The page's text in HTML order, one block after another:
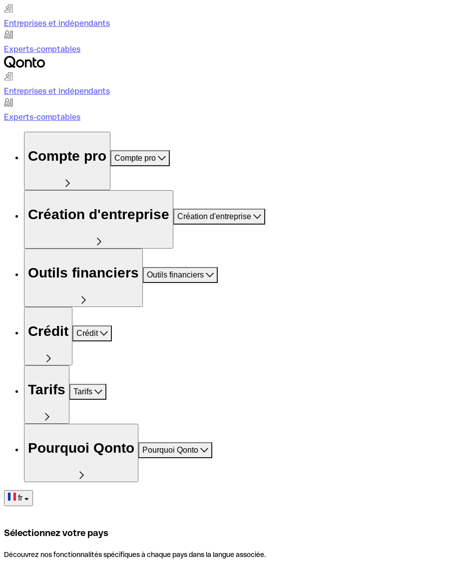
Entreprises et indépendants
Experts-comptables
Entreprises et indépendants
Experts-comptables
Compte pro Compte pro
Création d'entreprise Création d'entreprise
Outils financiers Outils financiers
Crédit Crédit
Tarifs Tarifs
Pourquoi Qonto Pourquoi Qonto
fr
Sélectionnez votre pays
Découvrez nos fonctionnalités spécifiques à chaque pays dans la langue associée.